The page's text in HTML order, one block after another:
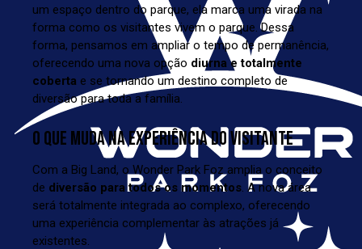
um espaço dentro do parque, ela marca uma virada na
forma como os visitantes vivem o parque. Dessa
forma, pensamos em ampliar o tempo de permanência,
oferecendo uma nova opção diurna e totalmente
coberta e se tornando um destino completo de
diversão para toda a família.
O QUE MUDA NA EXPERIÊNCIA DO VISITANTE
Com a Big Land, o Wonder Park Foz amplia o conceito
de diversão para todos os momentos . A nova área
será totalmente integrada ao complexo, oferecendo
uma experiência complementar às atrações já
existentes.